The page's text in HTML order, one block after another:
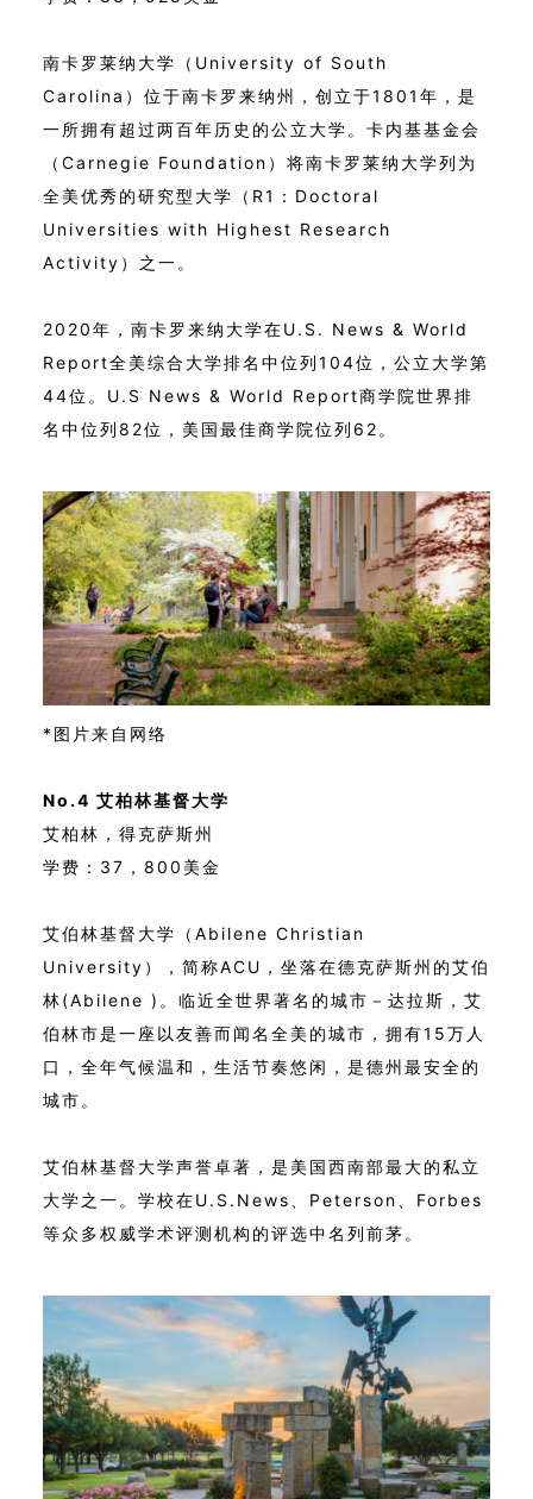
南卡罗莱纳大学（University of South
Carolina）位于南卡罗来纳州，创立于1801年，是
一所拥有超过两百年历史的公立大学。卡内基基金会
（Carnegie Foundation）将南卡罗莱纳大学列为
全美优秀的研究型大学（R1：Doctoral
Universities with Highest Research
Activity）之一。
2020年，南卡罗来纳大学在U.S. News & World
Report全美综合大学排名中位列104位，公立大学第
44位。U.S News & World Report商学院世界排
名中位列82位，美国最佳商学院位列62。
*图片来自网络
No.4 艾柏林基督大学
艾柏林，得克萨斯州
学费：37，800美金
艾伯林基督大学（Abilene Christian
University），简称ACU，坐落在德克萨斯州的艾伯
林(Abilene )。临近全世界著名的城市－达拉斯，艾
伯林市是一座以友善而闻名全美的城市，拥有15万人
口，全年气候温和，生活节奏悠闲，是德州最安全的
城市。
艾伯林基督大学声誉卓著，是美国西南部最大的私立
大学之一。学校在U.S.News、Peterson、Forbes
等众多权威学术评测机构的评选中名列前茅。